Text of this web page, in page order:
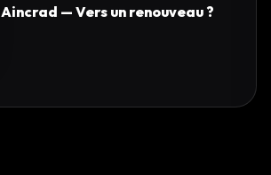
Aincrad — Vers un renouveau ?